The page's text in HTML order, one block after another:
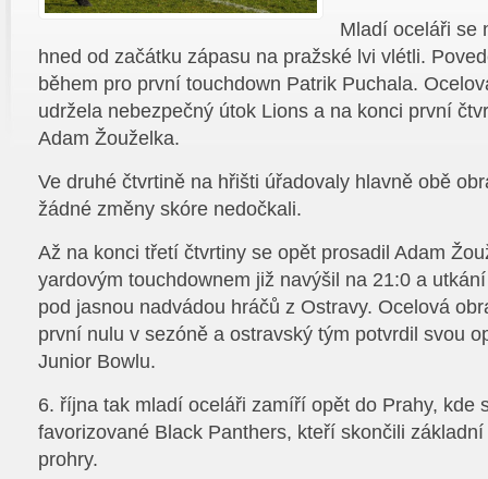
Mladí oceláři se
hned od začátku zápasu na pražské lvi vlétli.
během pro první touchdown Patrik Puchala.
udržela nebezpečný útok Lions a na konci první
Adam Žouželka.
Ve druhé čtvrtině na hřišti úřadovaly hlavně obě
žádné změny skóre nedočkali.
Až na konci třetí čtvrtiny se opět prosadil Adam
yardovým touchdownem již navýšil na 21:0 a
pod jasnou nadvádou hráčů z Ostravy. Ocelová
první nulu v sezóně a ostravský tým potvrdil svou
Junior Bowlu.
6. října tak mladí oceláři zamíří opět do Prahy, kde
favorizované Black Panthers, kteří skončili
prohry.